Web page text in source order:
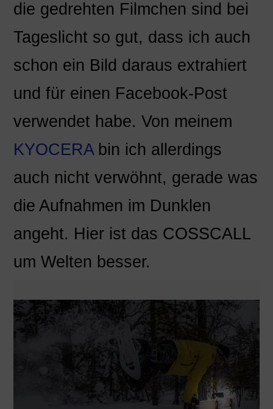
die gedrehten Filmchen sind bei
Tageslicht so gut, dass ich auch
schon ein Bild daraus extrahiert
und für einen Facebook-Post
verwendet habe. Von meinem
KYOCERAbin ich allerdings
auch nicht verwöhnt, gerade was
die Aufnahmen im Dunklen
angeht. Hier ist das COSSCALL
um Welten besser.